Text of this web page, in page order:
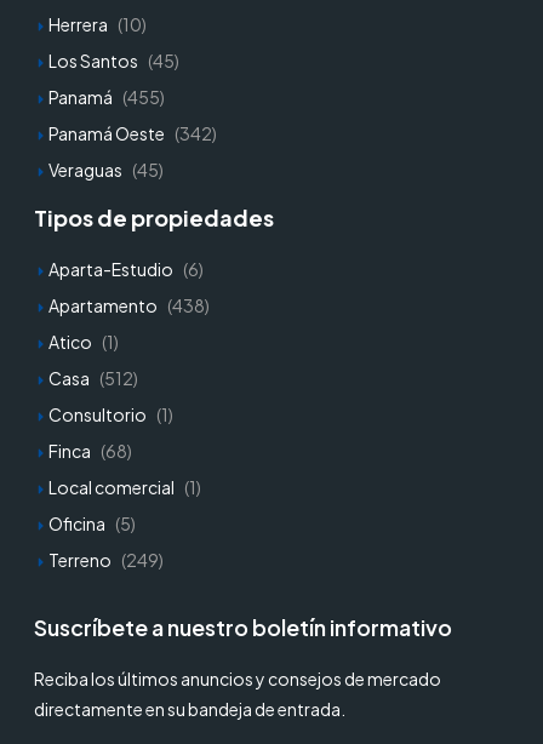
Herrera (10)
Los Santos (45)
Panamá (455)
Panamá Oeste (342)
Veraguas (45)
Tipos de propiedades
Aparta-Estudio (6)
Apartamento (438)
Atico (1)
Casa (512)
Consultorio (1)
Finca (68)
Local comercial (1)
Oficina (5)
Terreno (249)
Suscríbete a nuestro boletín informativo
Reciba los últimos anuncios y consejos de mercado
directamente en su bandeja de entrada.